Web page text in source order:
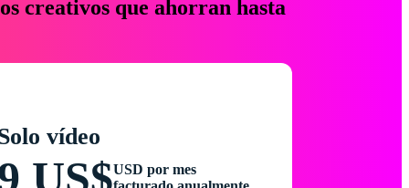
creativos que ahorran hasta
vídeo
USD por mes